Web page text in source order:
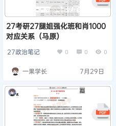
27考研27腿姐强化班和肖1000
对应关系（马原）
27政治笔记 0 0 0
一果学长 7月29日